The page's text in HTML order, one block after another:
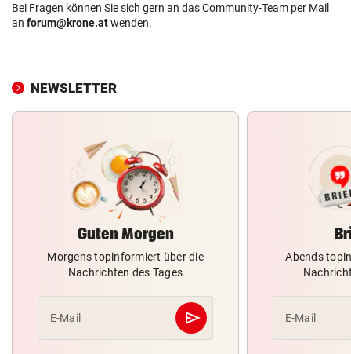
Bei Fragen können Sie sich gern an das Community-Team per Mail
an forum@krone.atwenden.
NEWSLETTER
Guten Morgen
Morgens topinformiert über die
Nachrichten des Tages
E-Mail send
Abschicken
Abends
E-Mail